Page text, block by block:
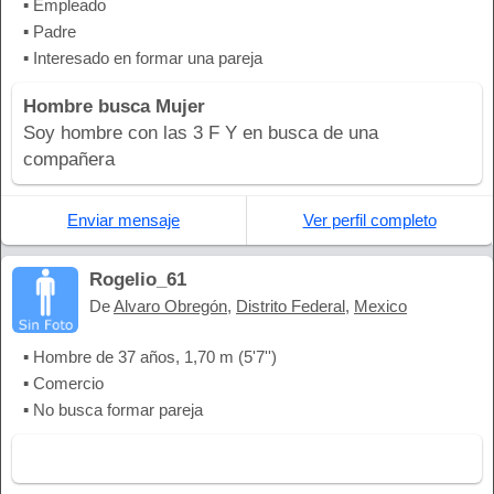
▪ Empleado
▪ Padre
▪ Interesado en formar una pareja
Hombre busca Mujer
Soy hombre con las 3 F Y en busca de una
compañera
Enviar mensaje Ver perfil completo
Rogelio_61
DeAlvaro Obregón, Distrito Federal, Mexico
▪ Hombre de 37 años, 1,70 m (5'7'')
▪ Comercio
▪ No busca formar pareja